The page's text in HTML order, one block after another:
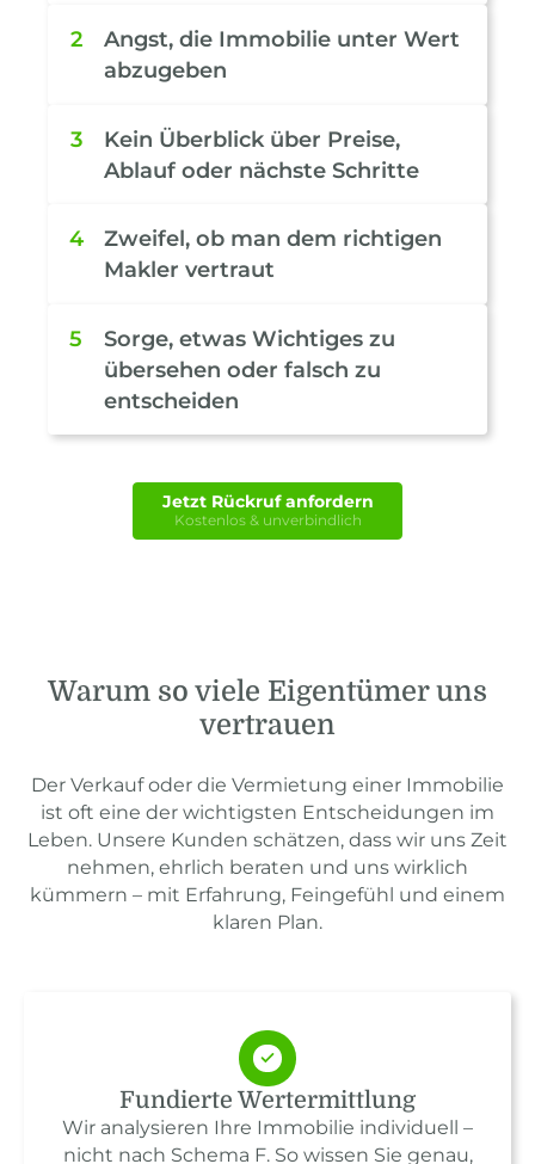
2
Angst, die Immobilie unter Wert
abzugeben
3
Kein Überblick über Preise,
Ablauf oder nächste Schritte
4
Zweifel, ob man dem richtigen
Makler vertraut
5
Sorge, etwas Wichtiges zu
übersehen oder falsch zu
entscheiden
Jetzt Rückruf anfordern
Kostenlos & unverbindlich
Warum so viele Eigentümer uns
vertrauen
Der Verkauf oder die Vermietung einer Immobilie
ist oft eine der wichtigsten Entscheidungen im
Leben. Unsere Kunden schätzen, dass wir uns Zeit
nehmen, ehrlich beraten und uns wirklich
kümmern – mit Erfahrung, Feingefühl und einem
klaren Plan.
Fundierte Wertermittlung
Wir analysieren Ihre Immobilie individuell –
nicht nach Schema F. So wissen Sie genau,